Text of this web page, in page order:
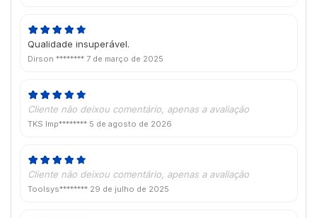
Qualidade insuperável.
Dirson ******** 7 de março de 2025
Cliente não deixou comentário, apenas a avaliação
TKS Imp******** 5 de agosto de 2026
Cliente não deixou comentário, apenas a avaliação
Toolsys******** 29 de julho de 2025